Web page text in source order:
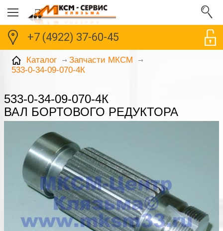
+7 (4922) 37-60-45
Каталог
Запчасти МКСМ
533-0-34-09-070-4К
533-0-34-09-070-4К
ВАЛ БОРТОВОГО РЕДУКТОРА